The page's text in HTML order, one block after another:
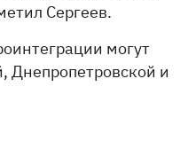
Сергеев.
могут
Днепропетровской и